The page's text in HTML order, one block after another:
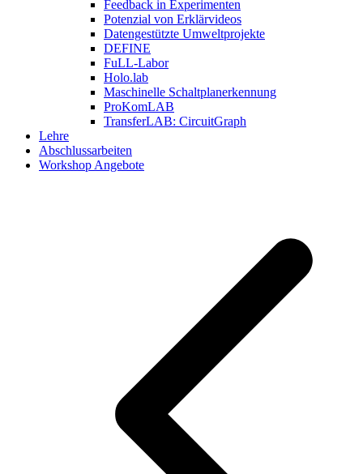
Feedback in Experimenten
Potenzial von Erklärvideos
Datengestützte Umweltprojekte
DEFINE
FuLL-Labor
Holo.lab
Maschinelle Schaltplanerkennung
ProKomLAB
TransferLAB: CircuitGraph
Lehre
Abschlussarbeiten
Workshop Angebote